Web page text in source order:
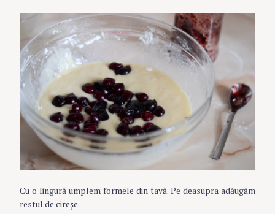
Cu o lingură umplem formele din tavă. Pe deasupra adăugăm
restul de cireșe.